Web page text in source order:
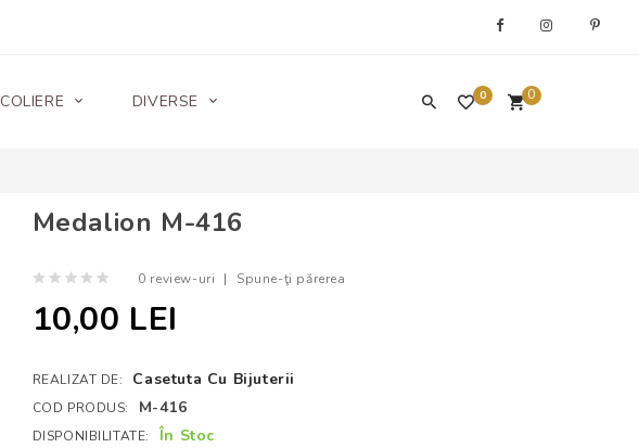
COLIERE DIVERSE 0
0
Medalion M-416
0 review-uri | Spune-ţi părerea
10,00 LEI
REALIZAT DE: Casetuta Cu Bijuterii
COD PRODUS: M-416
DISPONIBILITATE: În Stoc